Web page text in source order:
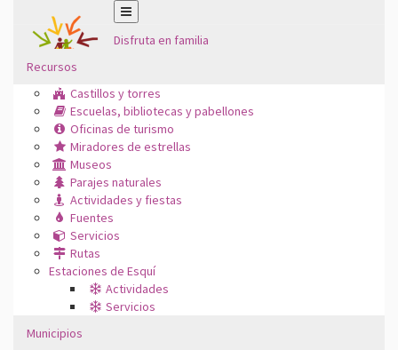
Disfruta en familia
Recursos
Castillos y torres
Escuelas, bibliotecas y pabellones
Oficinas de turismo
Miradores de estrellas
Museos
Parajes naturales
Actividades y fiestas
Fuentes
Servicios
Rutas
Estaciones de Esquí
Actividades
Servicios
Municipios